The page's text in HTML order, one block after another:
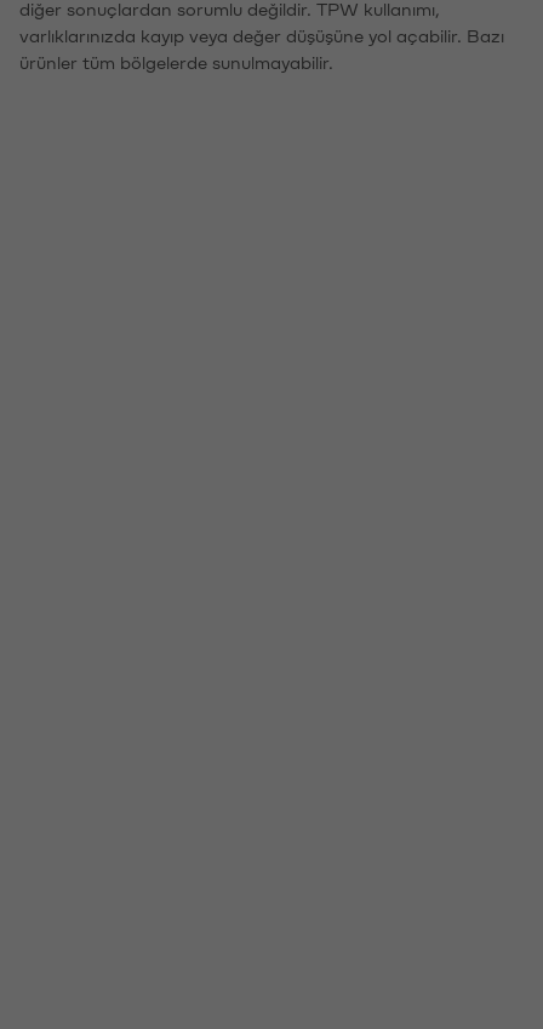
diğer sonuçlardan sorumlu değildir. TPW kullanımı,
varlıklarınızda kayıp veya değer düşüşüne yol açabilir. Bazı
ürünler tüm bölgelerde sunulmayabilir.